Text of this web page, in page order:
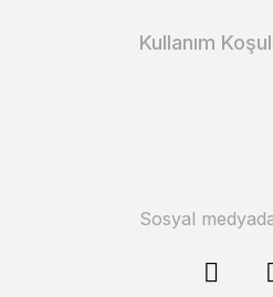
Kullanım
Sosyal